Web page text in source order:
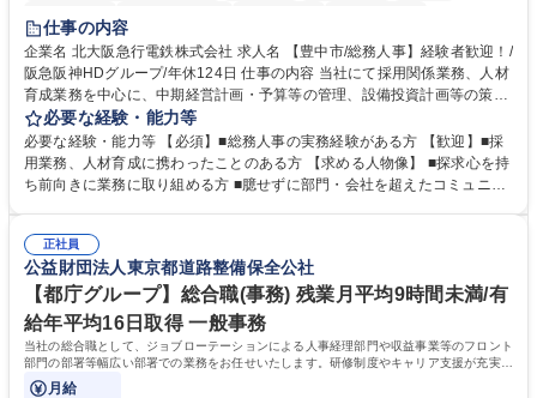
退職金あり
土日祝休み
服装自由 昼食補助あり 食事補助あり
仕事の内容
企業名 北大阪急行電鉄株式会社 求人名 【豊中市/総務人事】経験者歓迎！/
阪急阪神HDグループ/年休124日 仕事の内容 当社にて採用関係業務、人材
育成業務を中心に、中期経営計画・予算等の管理、設備投資計画等の策
定、さらに社内の重要会議の運営等、経営の根幹となる幅広い総務人事業
務全般を担当していただきます。 【主な業務内容】 ■採用関係業務および
人材育成(社員研修)業務の推進 ■中期経営計画および予算等の管理 ■設備
投資計画等の策定 ■社内の重要会議の運営 ■その他総務人事業務全般 【入
務人事】経験者歓迎！/阪急阪神HDグループ/年休124日
必要な経験・能力等
必要な経験・能力等 【必須】■総務人事の実務経験がある方 【歓迎】■採
用業務、人材育成に携わったことのある方 【求める人物像】 ■探求心を持
ち前向きに業務に取り組める方 ■臆せずに部門・会社を超えたコミュニケ
囲のメンバーと協調しつつ主体性を持って能動的に業務を推進できる方 学
歴・資格 学歴：大学院 大学 高専 短大 専修学校 高校 語学力： 資格：
正社員
公益財団法人東京都道路整備保全公社
【都庁グループ】総合職(事務) 残業月平均9時間未満/有
給年平均16日取得 一般事務
当社の総合職として、ジョブローテーションによる人事経理部門や収益事業等のフロント
部門の部署等幅広い部署での業務をお任せいたします。研修制度やキャリア支援が充実し
ております！ ※下記業務詳細
月給